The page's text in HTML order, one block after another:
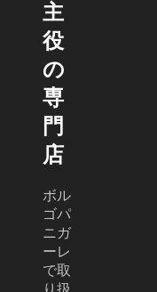
主
役
の
専
門
店
ボル
ゴパ
ニガ
ーレ
で取